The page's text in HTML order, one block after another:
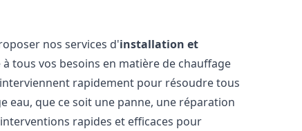
nos services d'installation et
tous vos besoins en matière de chauffage
rapidement pour résoudre tous
eau, que ce soit une panne, une réparation
rapides et efficaces pour